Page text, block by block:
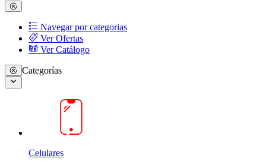
Navegar por categorias
Ver Ofertas
Ver Catálogo
Categorías
Celulares